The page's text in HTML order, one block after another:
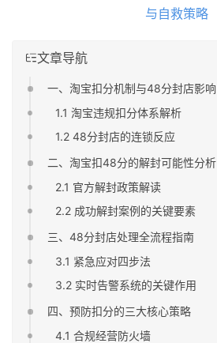
文章导航
一、淘宝扣分机制与48分封店影响
1.1 淘宝违规扣分体系解析
1.2 48分封店的连锁反应
二、淘宝扣48分的解封可能性分析
2.1 官方解封政策解读
2.2 成功解封案例的关键要素
三、48分封店处理全流程指南
3.1 紧急应对四步法
3.2 实时告警系统的关键作用
四、预防扣分的三大核心策略
4.1 合规经营防火墙